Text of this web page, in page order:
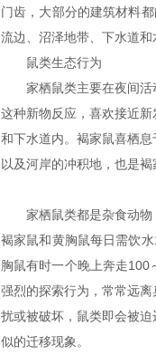
门齿，大部分的建筑材料
流边、沼泽地带、下水道
鼠类生态行为
家栖鼠类主要在夜间
这种新物反应，喜欢接近
和下水道内。褐家鼠喜栖
以及河岸的冲积地，也是
家栖鼠类都是杂食动
褐家鼠和黄胸鼠每日需饮
胸鼠有时一个晚上奔走
强烈的探索行为，常常远
扰或被破坏，鼠类即会被
似的迁移现象。